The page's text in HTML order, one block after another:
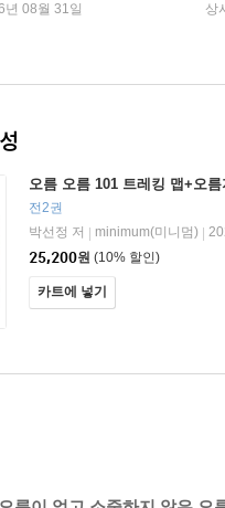
08월 31일 상
오름 오름 101 트레킹 맵+오름
전2권
박선정 저
minimum(미니멈)
25,200원 (10% 할인)
카트에 넣기